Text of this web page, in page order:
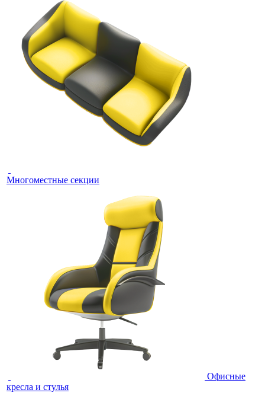
Многоместные секции
Офисные
кресла и стулья